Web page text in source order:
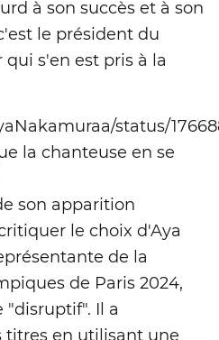
à son succès et à son
le président du
qui s'en est pris à la
status/
la chanteuse en se
son apparition
le choix d'Aya
de la
de Paris 2024,
Il a
titres en utilisant une